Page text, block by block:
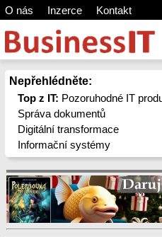
O nás Inzerce Kontakt
Nepřehlédněte:
Top z IT: Pozoruhodné IT
Správa dokumentů
Digitální transformace
Informační systémy